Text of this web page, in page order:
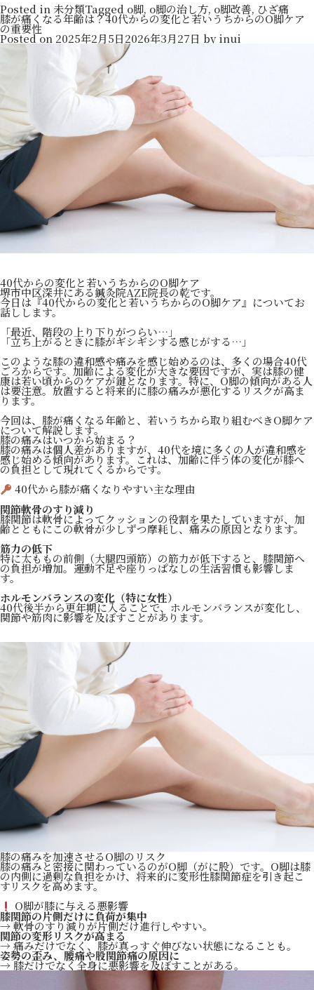
Posted in 未分類Tagged o脚, o脚の治し方, o脚改善, ひざ痛
膝が痛くなる年齢は？40代からの変化と若いうちからのO脚ケア
の重要性
Posted on 2025年2月5日2026年3月27日 byinui
40代からの変化と若いうちからのO脚ケア
堺市中区深井にある鍼灸院AZE院長の乾です。
今日は『40代からの変化と若いうちからのO脚ケア』についてお
話しします。
「最近、階段の上り下りがつらい…」
「立ち上がるときに膝がギシギシする感じがする…」
このような膝の違和感や痛みを感じ始めるのは、多くの場合40代
ごろからです。加齢による変化が大きな要因ですが、実は膝の健
康は若い頃からのケアが鍵となります。特に、O脚の傾向がある人
は要注意。放置すると将来的に膝の痛みが悪化するリスクが高ま
ります。
今回は、膝が痛くなる年齢と、若いうちから取り組むべきO脚ケア
について解説します。
膝の痛みはいつから始まる？
膝の痛みは個人差がありますが、40代を境に多くの人が違和感を
感じ始める傾向があります。これは、加齢に伴う体の変化が膝へ
の負担として現れてくるからです。
40代から膝が痛くなりやすい主な理由
関節軟骨のすり減り
膝関節は軟骨によってクッションの役割を果たしていますが、加
齢とともにこの軟骨が少しずつ摩耗し、痛みの原因となります。
筋力の低下
特に太ももの前側（大腿四頭筋）の筋力が低下すると、膝関節へ
の負担が増加。運動不足や座りっぱなしの生活習慣も影響しま
す。
ホルモンバランスの変化（特に女性）
40代後半から更年期に入ることで、ホルモンバランスが変化し、
関節や筋肉に影響を及ぼすことがあります。
膝の痛みを加速させるO脚のリスク
膝の痛みと密接に関わっているのがO脚（がに股）です。O脚は膝
の内側に過剰な負担をかけ、将来的に変形性膝関節症を引き起こ
すリスクを高めます。
O脚が膝に与える悪影響
膝関節の片側だけに負荷が集中
→ 軟骨のすり減りが片側だけ進行しやすい。
関節の変形リスクが高まる
→ 痛みだけでなく、膝が真っすぐ伸びない状態になることも。
姿勢の歪み、腰痛や股関節痛の原因に
→ 膝だけでなく全身に悪影響を及ぼすことがある。